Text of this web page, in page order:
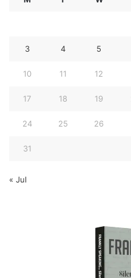
3 4 5
10 11 12
17 18 19
24 25 26
31
« Jul